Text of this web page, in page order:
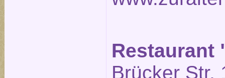
Restaurant
Brücker Str.